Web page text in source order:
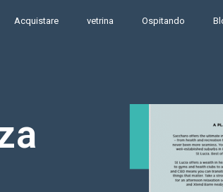
Acquistare vetrina Ospitando